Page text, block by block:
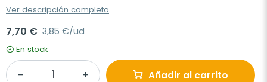
Ver descripción completa
7,70 € 3,85 €/ud
En stock
Añadir al carrito